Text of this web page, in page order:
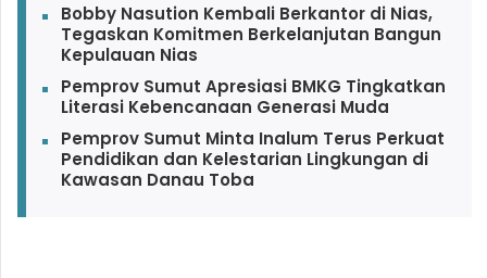
Bobby Nasution Kembali Berkantor di Nias,
Tegaskan Komitmen Berkelanjutan Bangun
Kepulauan Nias
Pemprov Sumut Apresiasi BMKG Tingkatkan
Literasi Kebencanaan Generasi Muda
Pemprov Sumut Minta Inalum Terus Perkuat
Pendidikan dan Kelestarian Lingkungan di
Kawasan Danau Toba